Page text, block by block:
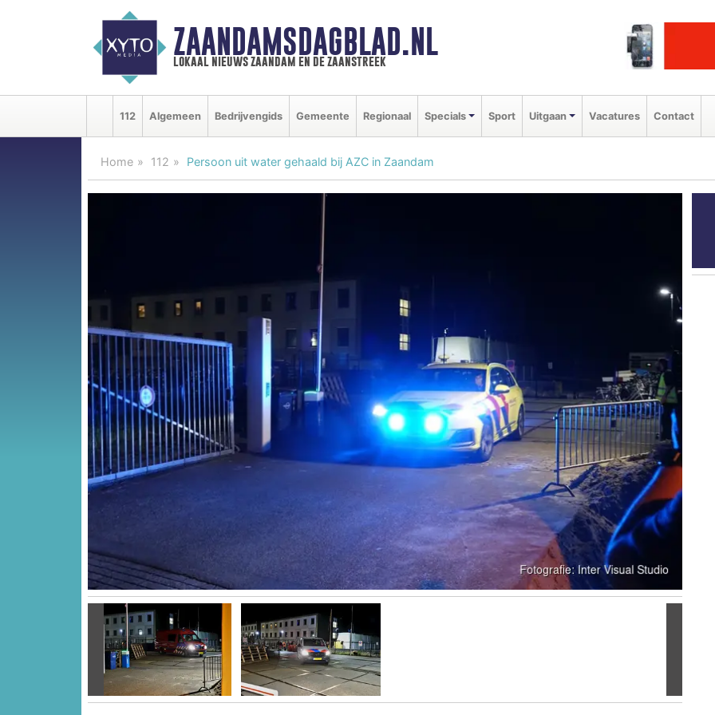
ZAANDAMSDAGBLAD.NL
lokaal nieuws zaandam en de zaanstreek
112 Algemeen Bedrijvengids Gemeente Regionaal Specials Sport Uitgaan Vacatures Contact
Home 112 Persoon uit water gehaald bij AZC in Zaandam
Vorige